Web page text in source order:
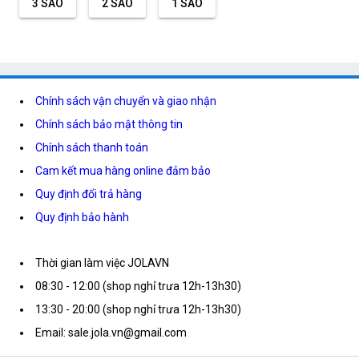
3 SAO 2 SAO 1 SAO
Chính sách vận chuyển và giao nhận
Chính sách bảo mật thông tin
Chính sách thanh toán
Cam kết mua hàng online đảm bảo
Quy định đổi trả hàng
Quy định bảo hành
Thời gian làm việc JOLAVN
08:30 - 12:00 (shop nghỉ trưa 12h-13h30)
13:30 - 20:00 (shop nghỉ trưa 12h-13h30)
Email: sale.jola.vn@gmail.com